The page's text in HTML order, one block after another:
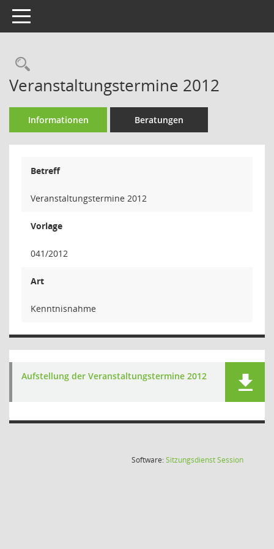
Toggle navigation
Rechercheauswahl
Veranstaltungstermine 2012
Informationen Beratungen
Betreff
Veranstaltungstermine 2012
Vorlage
041/2012
Art
Kenntnisnahme
Aufstellung der Veranstaltungstermine 2012
Software:SitzungsdienstSession(Wird in